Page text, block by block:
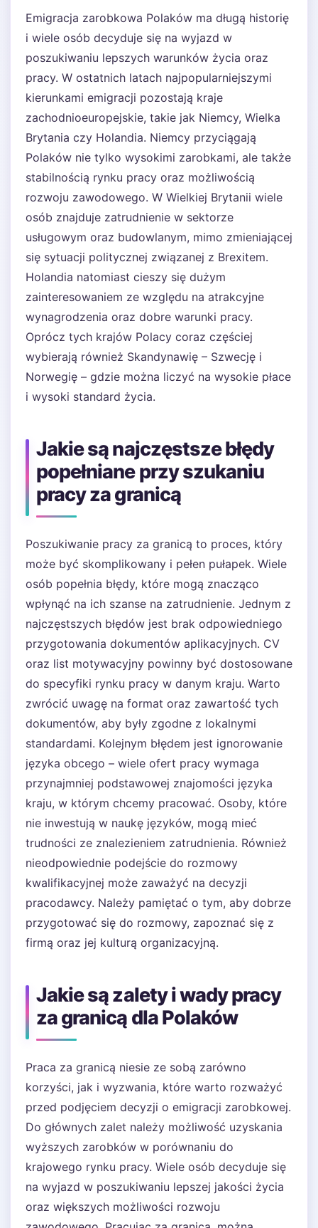
Emigracja zarobkowa Polaków ma długą historię
i wiele osób decyduje się na wyjazd w
poszukiwaniu lepszych warunków życia oraz
pracy. W ostatnich latach najpopularniejszymi
kierunkami emigracji pozostają kraje
zachodnioeuropejskie, takie jak Niemcy, Wielka
Brytania czy Holandia. Niemcy przyciągają
Polaków nie tylko wysokimi zarobkami, ale także
stabilnością rynku pracy oraz możliwością
rozwoju zawodowego. W Wielkiej Brytanii wiele
osób znajduje zatrudnienie w sektorze
usługowym oraz budowlanym, mimo zmieniającej
się sytuacji politycznej związanej z Brexitem.
Holandia natomiast cieszy się dużym
zainteresowaniem ze względu na atrakcyjne
wynagrodzenia oraz dobre warunki pracy.
Oprócz tych krajów Polacy coraz częściej
wybierają również Skandynawię – Szwecję i
Norwegię – gdzie można liczyć na wysokie płace
i wysoki standard życia.
Jakie są najczęstsze błędy
popełniane przy szukaniu
pracy za granicą
Poszukiwanie pracy za granicą to proces, który
może być skomplikowany i pełen pułapek. Wiele
osób popełnia błędy, które mogą znacząco
wpłynąć na ich szanse na zatrudnienie. Jednym z
najczęstszych błędów jest brak odpowiedniego
przygotowania dokumentów aplikacyjnych. CV
oraz list motywacyjny powinny być dostosowane
do specyfiki rynku pracy w danym kraju. Warto
zwrócić uwagę na format oraz zawartość tych
dokumentów, aby były zgodne z lokalnymi
standardami. Kolejnym błędem jest ignorowanie
języka obcego – wiele ofert pracy wymaga
przynajmniej podstawowej znajomości języka
kraju, w którym chcemy pracować. Osoby, które
nie inwestują w naukę języków, mogą mieć
trudności ze znalezieniem zatrudnienia. Również
nieodpowiednie podejście do rozmowy
kwalifikacyjnej może zaważyć na decyzji
pracodawcy. Należy pamiętać o tym, aby dobrze
przygotować się do rozmowy, zapoznać się z
firmą oraz jej kulturą organizacyjną.
Jakie są zalety i wady pracy
za granicą dla Polaków
Praca za granicą niesie ze sobą zarówno
korzyści, jak i wyzwania, które warto rozważyć
przed podjęciem decyzji o emigracji zarobkowej.
Do głównych zalet należy możliwość uzyskania
wyższych zarobków w porównaniu do
krajowego rynku pracy. Wiele osób decyduje się
na wyjazd w poszukiwaniu lepszej jakości życia
oraz większych możliwości rozwoju